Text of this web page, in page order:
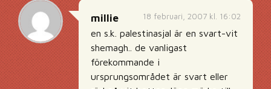
18 februari, 2007 kl. 16:02
millie
en s.k. palestinasjal är en svart-vit
shemagh.. de vanligast
förekommande i
ursprungsområdet är svart eller